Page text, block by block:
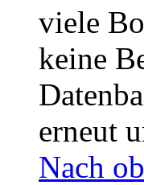
viele
keine
erneut
Nach